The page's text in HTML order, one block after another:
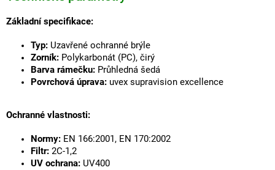
Základní specifikace:
Typ: Uzavřené ochranné brýle
Zorník: Polykarbonát (PC), čirý
Barva rámečku: Průhledná šedá
Povrchová úprava: uvex supravision excellence
Ochranné vlastnosti:
Normy: EN 166:2001, EN 170:2002
Filtr: 2C-1,2
UV ochrana: UV400